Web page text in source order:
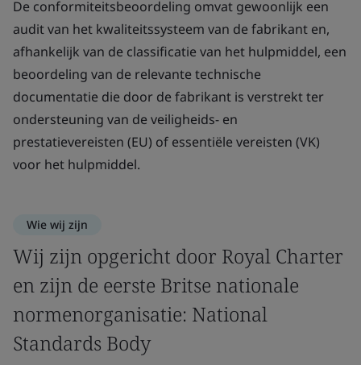
De conformiteitsbeoordeling omvat gewoonlijk een
audit van het kwaliteitssysteem van de fabrikant en,
afhankelijk van de classificatie van het hulpmiddel, een
beoordeling van de relevante technische
documentatie die door de fabrikant is verstrekt ter
ondersteuning van de veiligheids- en
prestatievereisten (EU) of essentiële vereisten (VK)
voor het hulpmiddel.
Wie wij zijn
Wij zijn opgericht door Royal Charter
en zijn de eerste Britse nationale
normenorganisatie: National
Standards Body